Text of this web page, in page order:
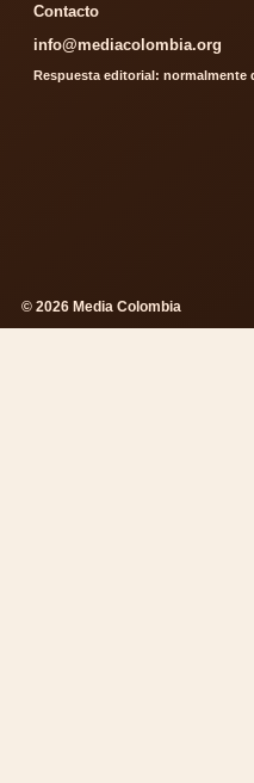
Contacto
info@mediacolombia.org
Respuesta editorial: normalmente
© 2026 Media Colombia